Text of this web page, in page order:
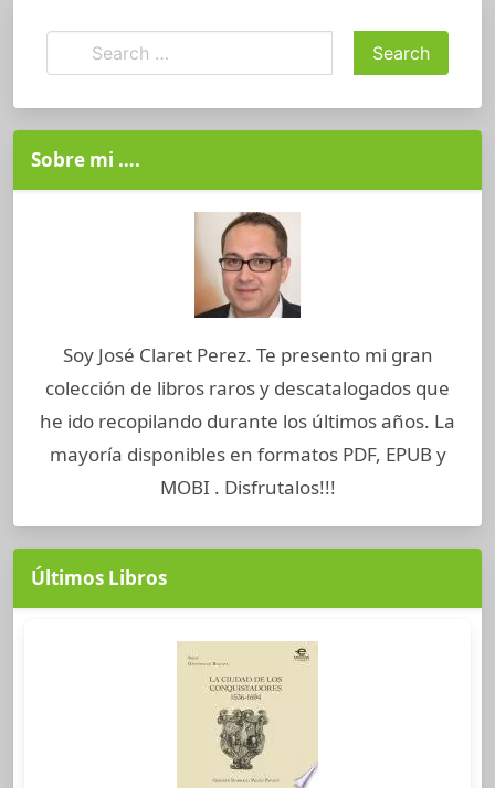
Sobre mi ….
Soy José Claret Perez. Te presento mi gran
colección de libros raros y descatalogados que
he ido recopilando durante los últimos años. La
mayoría disponibles en formatos PDF, EPUB y
MOBI . Disfrutalos!!!
Últimos Libros